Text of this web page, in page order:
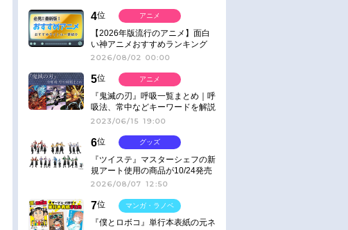
4位
【2026年版流行のアニメ】面白
い神アニメおすすめランキング
【名作・話題作】｜ジャンル別人
2026/08/02 00:00
アニメ
5位
『鬼滅の刃』呼吸一覧まとめ｜呼
吸法、常中などキーワードを解説
2023/06/15 19:00
アニメ
6位
『ツイステ』マスターシェフの新
規アート使用の商品が10/24発売
2026/08/07 12:50
グッズ
7位
『僕とロボコ』単行本表紙の元ネ
マンガ・ラノベ